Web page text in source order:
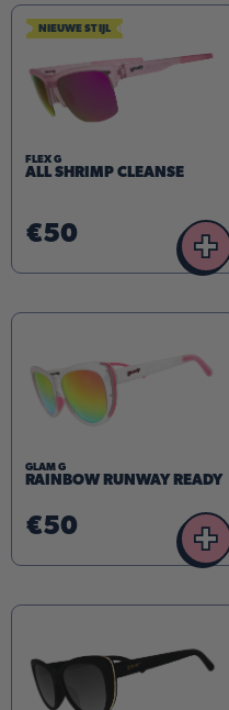
NIEUWE STIJL
FLEX G
ALL SHRIMP CLEANSE
€50 +
GLAM G
RAINBOW RUNWAY READY
€50 +